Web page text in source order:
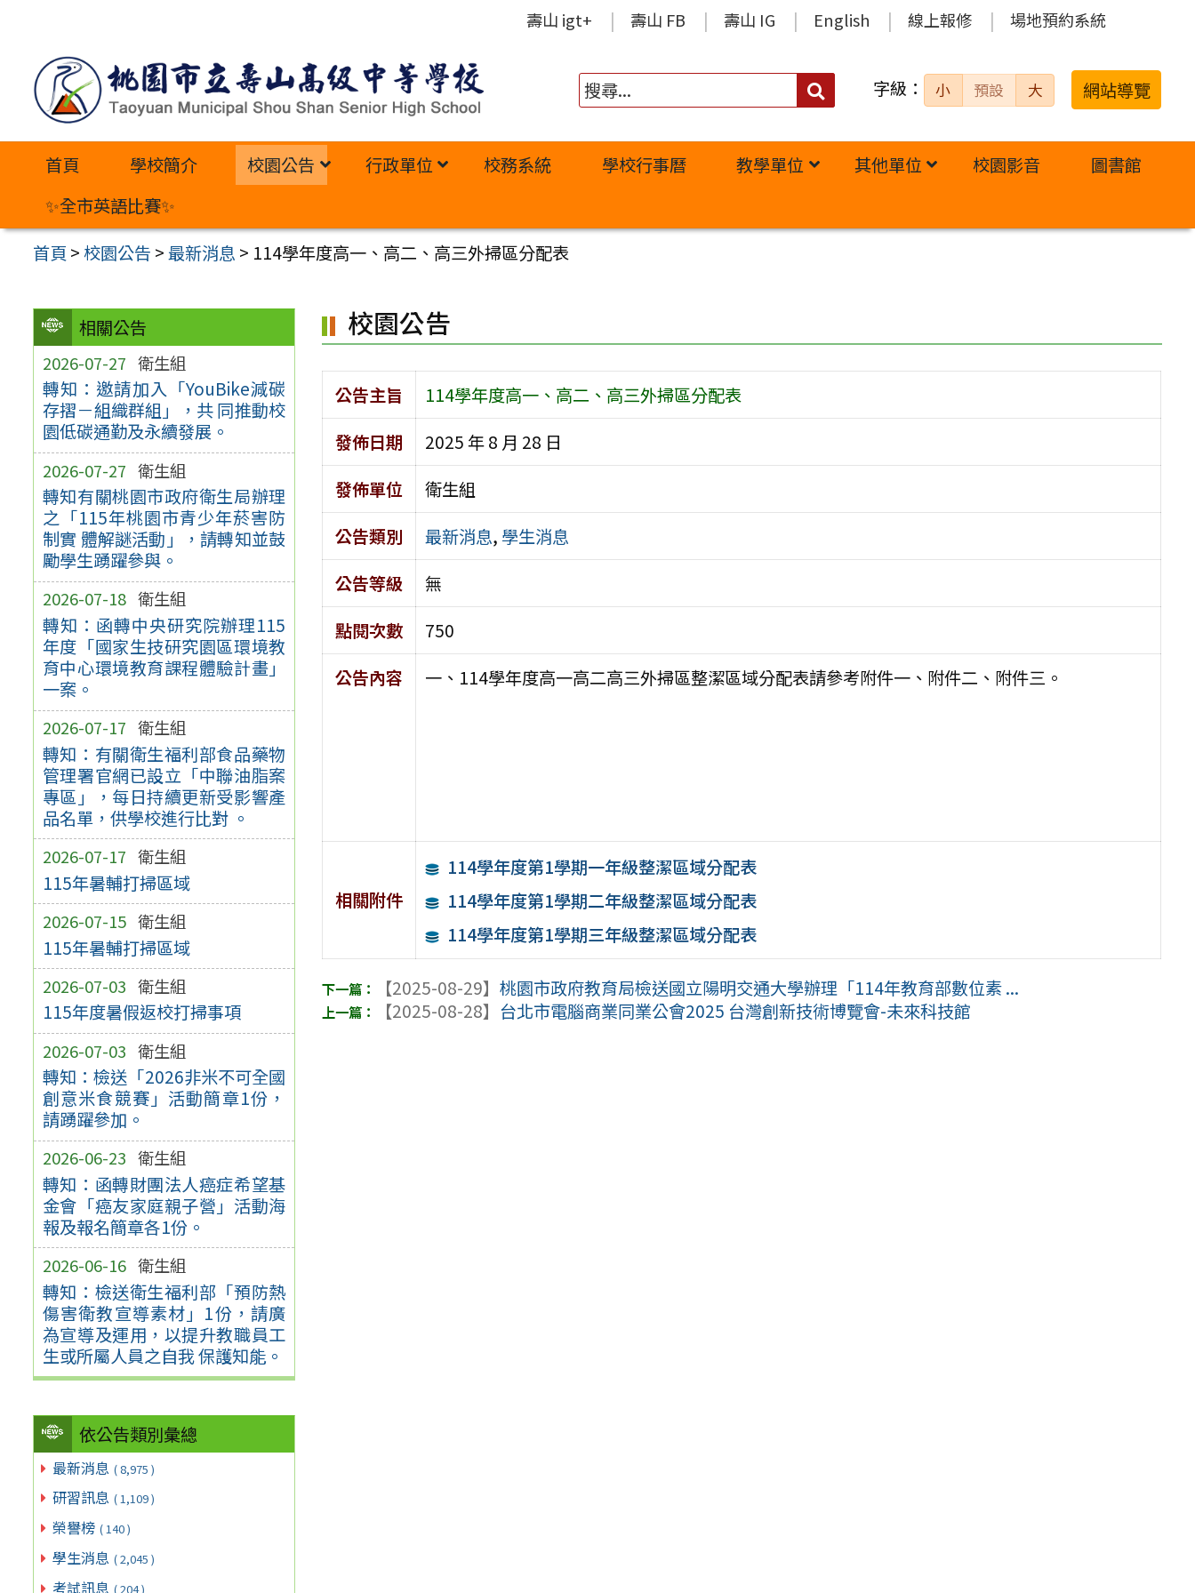
內
壽山 igt+ 壽山 FB 壽山 IG English 線上報修 場地預約系統
搜
字級： 小 預設 大 網站導覽
首頁 學校簡介 校園公告 行政單位 校務系統 學校行事曆 教學單位 其他單位 校園影音
圖書館
✨全市英語比賽✨
首頁 >校園公告 >最新消息 > 114學年度高一、高二、高三外掃區分配表
相關公告
2026-07-27 衛生組
轉知：邀請加入「YouBike減碳
存摺－組織群組」，共 同推動校
園低碳通勤及永續發展。
2026-07-27 衛生組
轉知有關桃園市政府衛生局辦理
之「115年桃園市青少年菸害防
制實 體解謎活動」，請轉知並鼓
勵學生踴躍參與。
2026-07-18 衛生組
轉知：函轉中央研究院辦理115
年度「國家生技研究園區環境教
育中心環境教育課程體驗計畫」
一案。
2026-07-17 衛生組
轉知：有關衛生福利部食品藥物
管理署官網已設立「中聯油脂案
專區」，每日持續更新受影響產
品名單，供學校進行比對 。
2026-07-17 衛生組
115年暑輔打掃區域
2026-07-15 衛生組
115年暑輔打掃區域
2026-07-03 衛生組
115年度暑假返校打掃事項
2026-07-03 衛生組
轉知：檢送「2026非米不可全國
創意米食競賽」活動簡章1份，
請踴躍參加。
2026-06-23 衛生組
轉知：函轉財團法人癌症希望基
金會「癌友家庭親子營」活動海
報及報名簡章各1份。
2026-06-16 衛生組
轉知：檢送衛生福利部「預防熱
傷害衛教宣導素材」1份，請廣
為宣導及運用，以提升教職員工
生或所屬人員之自我 保護知能。
依公告類別彙總
最新消息 ( 8,975 )
研習訊息 ( 1,109 )
榮譽榜 ( 140 )
學生消息 ( 2,045 )
考試訊息 ( 204 )
校園公告
公告主旨
114學年度高一、高二、高三外掃區分配表
發佈日期
2025 年 8 月 28 日
發佈單位
衛生組
公告類別
最新消息, 學生消息
公告等級
無
點閱次數
750
公告內容
一、114學年度高一高二高三外掃區整潔區域分配表請參考附件一、附件二、附件三。
相關附件
114學年度第1學期一年級整潔區域分配表
114學年度第1學期二年級整潔區域分配表
114學年度第1學期三年級整潔區域分配表
【2025-08-29】桃園市政府教育局檢送國立陽明交通大學辦理「114年教育部數位素 ...
【2025-08-28】 台北市電腦商業同業公會2025 台灣創新技術博覽會-未來科技館